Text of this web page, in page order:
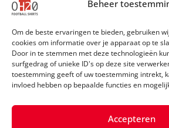
Beheer
Om de beste ervaringen te bieden, gebruiken
cookies om informatie over je apparaat op te
Door in te stemmen met deze technologieën
surfgedrag of unieke ID's op deze site
toestemming geeft of uw toestemming intrekt,
invloed hebben op bepaalde functies en
Accepteren